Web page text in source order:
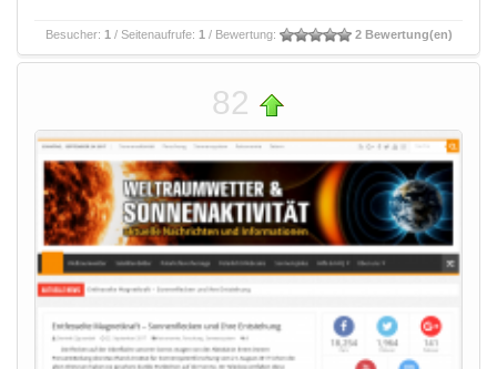
Besucher: 1 / Seitenaufrufe: 1 / Bewertung: 2 Bewertung(en)
82